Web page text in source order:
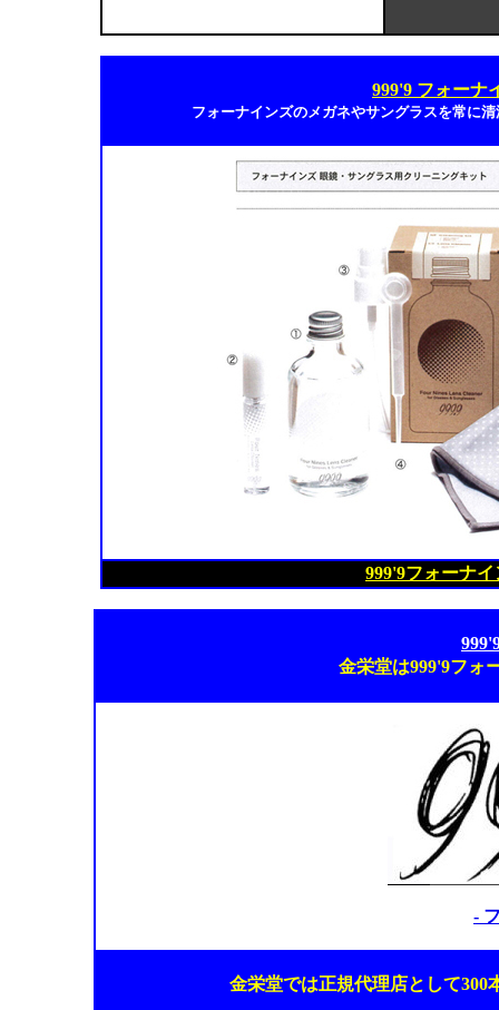
999'9 フォーナ
フォーナインズのメガネやサングラスを常に
999'9フォーナ
金栄堂は999'9フォ
-
金栄堂では正規代理店として300